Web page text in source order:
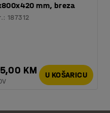
mm, breza
:187312
KM U KOŠARICU